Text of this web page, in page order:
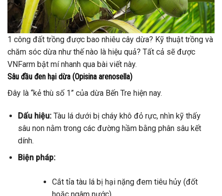
1 công đất trồng được bao nhiêu cây dừa? Kỹ thuật trồng và
chăm sóc dừa như thế nào là hiệu quả? Tất cả sẽ được
VNFarm bật mí nhanh qua bài viết này.
Sâu đầu đen hại dừa (Opisina arenosella)
Đây là “kẻ thù số 1” của dừa Bến Tre hiện nay.
Dấu hiệu:Tàu lá dưới bị cháy khô đỏ rực, nhìn kỹ thấy
sâu non nằm trong các đường hầm bằng phân sâu kết
dính.
Biện pháp:
Cắt tỉa tàu lá bị hại nặng đem tiêu hủy (đốt